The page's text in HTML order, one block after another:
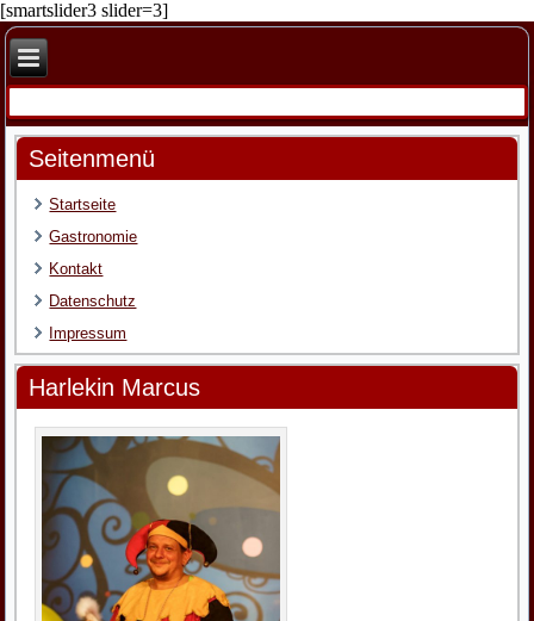
[smartslider3 slider=3]
Seitenmenü
Startseite
Gastronomie
Kontakt
Datenschutz
Impressum
Harlekin Marcus